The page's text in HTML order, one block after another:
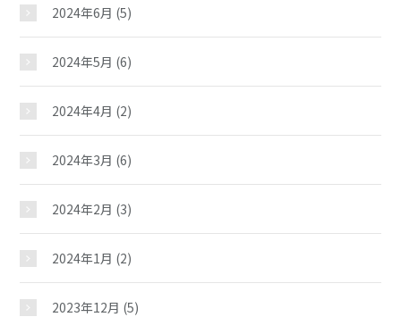
小坂児童館
じどうかんだより
イベント
スケジュール
2024年6月 (5)
2024年5月 (6)
2024年4月 (2)
2024年3月 (6)
2024年2月 (3)
2024年1月 (2)
2023年12月 (5)